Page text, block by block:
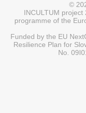
©
INCULTUM
programme of the
Funded by the EU
Resilience Plan for
No.